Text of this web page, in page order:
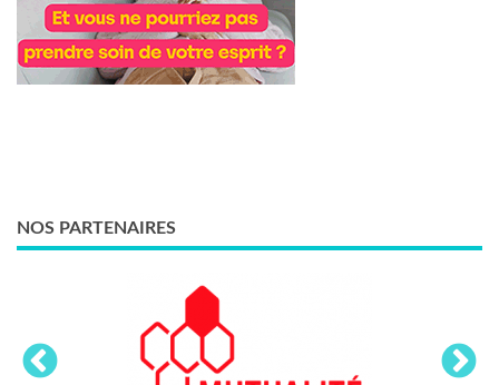
NOS PARTENAIRES